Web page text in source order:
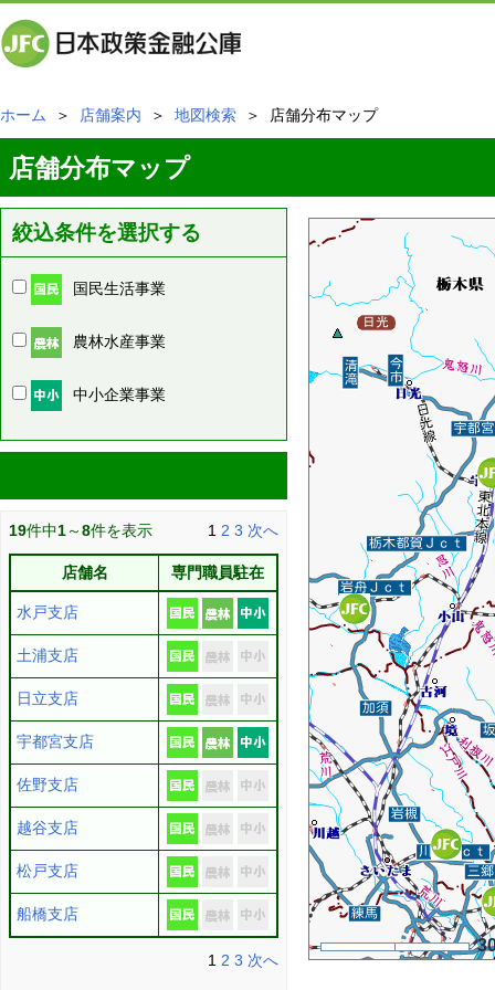
ホーム ＞ 店舗案内 ＞ 地図検索 ＞ 店舗分布マップ
店舗分布マップ
絞込条件を選択する
国民生活事業
農林水産事業
中小企業事業
19件中1～8件を表示 1 2 3 次へ
店舗名 専門職員駐在
水戸支店
土浦支店
日立支店
宇都宮支店
佐野支店
越谷支店
松戸支店
船橋支店
1 2 3 次へ